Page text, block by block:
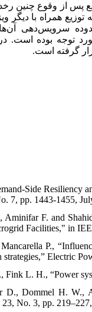
پس از وقوع چنین
توزیع همراه با دیگر
سرویس‌دهی
توجه بوده است.
گرفته است.
Side Resiliency
7, pp. 1443-1455,
F. and
Facilities," in
P.,
Electric
L. H., “Power
D., Dommel H. W.,
No. 3, pp.